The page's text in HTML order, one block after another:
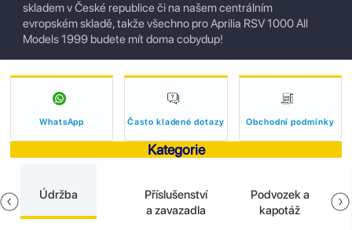
skladem v České republice či na našem centrálním
evropském skladě, takže všechno pro Aprilia RSV 1000 All
Models 1999 budete mít doma cobydup!
WhatsApp Často kladené dotazy Obchodní podmínky
Kategorie
Údržba
Příslušenství
a zavazadla
Podvozek a
kapotáž